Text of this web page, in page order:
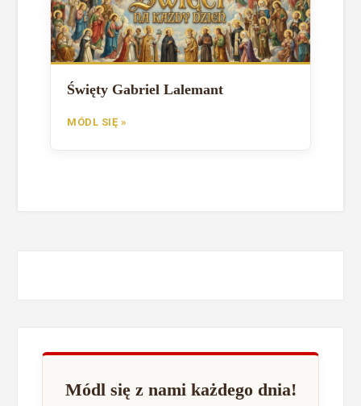
Święty Gabriel Lalemant
MÓDL SIĘ »
Módl się z nami każdego dnia!